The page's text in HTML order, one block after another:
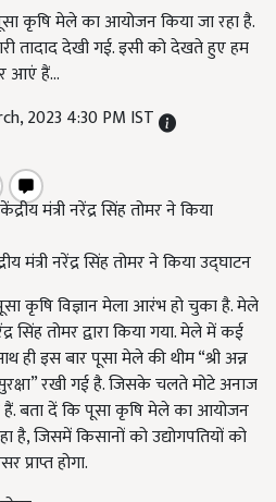
कृषि मेले का आयोजन किया जा रहा है.
तादाद देखी गई. इसी को देखते हुए हम
आएं हैं...
2023 4:30 PM IST
मंत्री नरेंद्र सिंह तोमर ने किया उद्घाटन
कृषि विज्ञान मेला आरंभ हो चुका है. मेले
सिंह तोमर द्वारा किया गया. मेले में कई
ही इस बार पूसा मेले की थीम “श्री अन्न
रखी गई है. जिसके चलते मोटे अनाज
बता दें कि पूसा कृषि मेले का आयोजन
है, जिसमें किसानों को उद्योगपतियों को
होगा.